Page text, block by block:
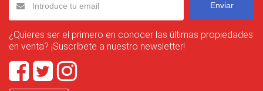
Enviar
¿Quieres ser el primero en conocer las últimas propiedades
en venta? ¡Suscríbete a nuestro newsletter!